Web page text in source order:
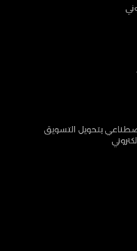
بتحويل التسويق